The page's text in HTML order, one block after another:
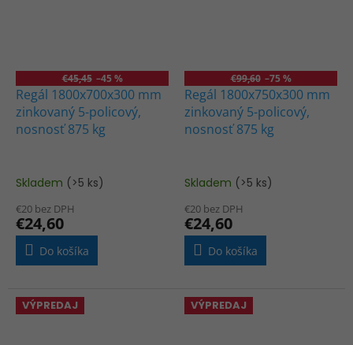
€45,45 –45 %
Regál 1800x700x300 mm
zinkovaný 5-policový,
nosnosť 875 kg
Skladem (>5 ks)
€20 bez DPH
€24,60
Do košíka
€99,60 –75 %
Regál 1800x750x300 mm
zinkovaný 5-policový,
nosnosť 875 kg
Skladem (>5 ks)
€20 bez DPH
€24,60
Do košíka
VÝPREDAJ VÝPREDAJ